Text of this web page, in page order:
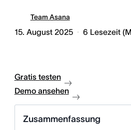
Team Asana
15. August 2025 6 Lesezeit
Gratis testen
Demo ansehen
Zusammenfassung